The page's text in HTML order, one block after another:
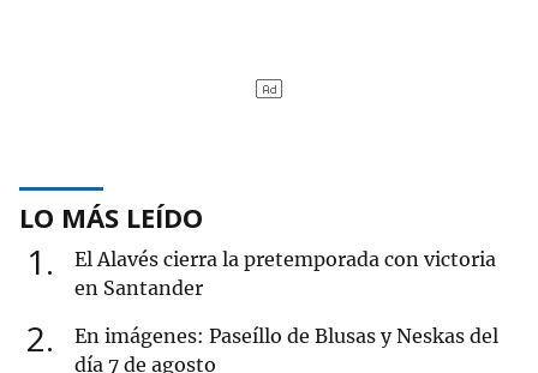
LO MÁS LEÍDO
1
El Alavés cierra la pretemporada con victoria
en Santander
2
En imágenes: Paseíllo de Blusas y Neskas del
día 7 de agosto